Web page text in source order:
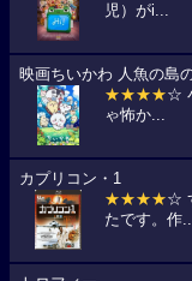
児）がi...
映画ちいかわ 人魚の島
★★★★☆
ゃ怖か...
カプリコン・1
★★★★☆
たです。作...